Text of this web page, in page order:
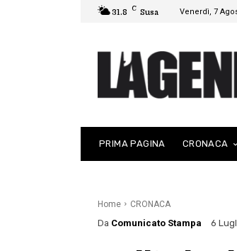
31.8 C Susa Venerdì, 7
PRIMA PAGINA CRONACA
Home CRONACA
Da Comunicato Stampa 6